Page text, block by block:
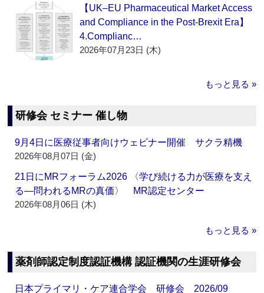
【UK–EU Pharmaceutical Market Access
and Compliance in the Post-Brexit Era】
4.Complianc…
2026年07月23日 (木)
もっと見る »
研修会 セミナー 催し物
9月4日に医療従事者向けウェビナー開催 サクラ精機
2026年08月07日 (金)
21日にMRフォーラム2026 〈学び続ける力が医療を支え
る―問われるMRの真価〉 MR認定センター
2026年08月06日 (木)
もっと見る »
薬剤師認定制度認証機構 認証機関の生涯研修会
日本プライマリ・ケア連合学会 研修会 2026/09